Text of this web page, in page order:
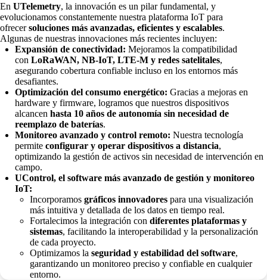
En UTelemetry, la innovación es un pilar fundamental, y
evolucionamos constantemente nuestra plataforma IoT para
ofrecersoluciones más avanzadas, eficientes y escalables.
Algunas de nuestras innovaciones más recientes incluyen:
Expansión de conectividad: Mejoramos la compatibilidad
con LoRaWAN, NB-IoT, LTE-M y redes satelitales,
asegurando cobertura confiable incluso en los entornos más
desafiantes.
Optimización del consumo energético: Gracias a mejoras en
hardware y firmware, logramos que nuestros dispositivos
alcancen hasta 10 años de autonomía sin necesidad de
reemplazo de baterías.
Monitoreo avanzado y control remoto: Nuestra tecnología
permite configurar y operar dispositivos a distancia,
optimizando la gestión de activos sin necesidad de intervención en
campo.
UControl, el software más avanzado de gestión y monitoreo
IoT:
Incorporamos gráficos innovadores para una visualización
más intuitiva y detallada de los datos en tiempo real.
Fortalecimos la integración con diferentes plataformas y
sistemas, facilitando la interoperabilidad y la personalización
de cada proyecto.
Optimizamos la seguridad y estabilidad del software,
garantizando un monitoreo preciso y confiable en cualquier
entorno.